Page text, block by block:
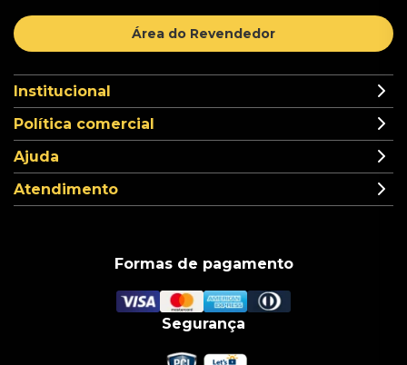
Área do Revendedor
Institucional
Política comercial
Ajuda
Atendimento
Formas de pagamento
Segurança